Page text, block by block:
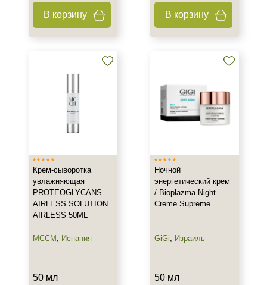
В корзину В корзину
Крем-сыворотка
увлажняющая
PROTEOGLYCANS
AIRLESS SOLUTION
AIRLESS 50ML
MCCM , Испания
50 мл
Ночной
энергетический крем
/ Bioplazma Night
Creme Supreme
GiGi, Израиль
50 мл